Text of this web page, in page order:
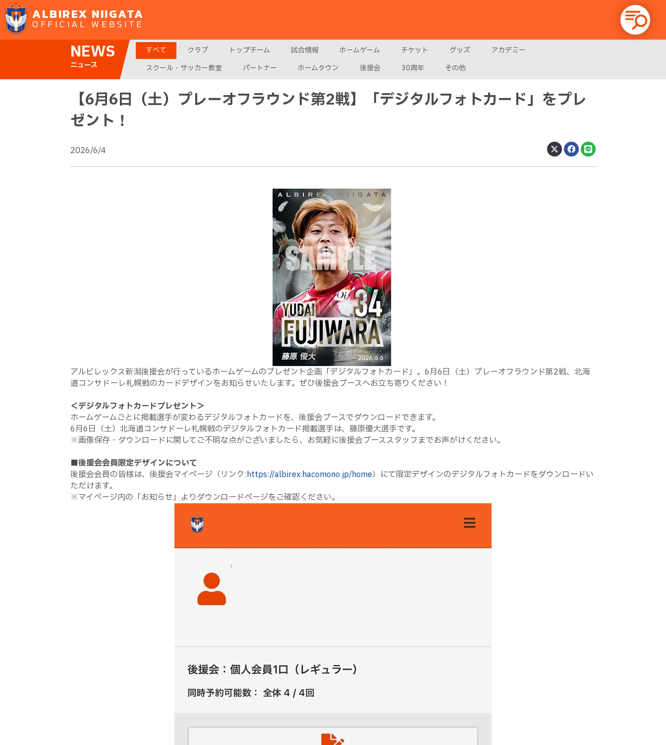
ALBIREX NIIGATA
OFFICIAL WEBSITE
NEWS
ニュース
すべて クラブ トップチーム 試合情報 ホームゲーム チケット グッズ
アカデミー
スクール・サッカー教室
パートナー ホームタウン 後援会 30周年 その他
【6月6日（土）プレーオフラウンド第2戦】「デジタルフォトカード」をプレ
ゼント！
2026/6/4
アルビレックス新潟後援会が行っているホームゲームのプレゼント企画「デジタルフォトカード」。6月6日（土）プレーオフラウンド第2戦、北海
道コンサドーレ札幌戦のカードデザインをお知らせいたします。ぜひ後援会ブースへお立ち寄りください！
＜デジタルフォトカードプレゼント＞
ホームゲームごとに掲載選手が変わるデジタルフォトカードを、後援会ブースでダウンロードできます。
6月6日（土）北海道コンサドーレ札幌戦のデジタルフォトカード掲載選手は、藤原優大選手です。
※画像保存・ダウンロードに関してご不明な点がございましたら、お気軽に後援会ブーススタッフまでお声がけください。
■後援会会員限定デザインについて
後援会会員の皆様は、後援会マイページ（リンク:https://albirex.hacomono.jp/home）にて限定デザインのデジタルフォトカードをダウンロードい
ただけます。
※マイページ内の「お知らせ」よりダウンロードページをご確認ください。